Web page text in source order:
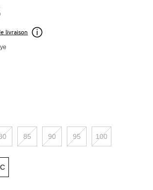
livraison
85 90 95 100